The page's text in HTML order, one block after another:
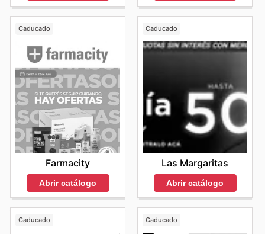
Caducado
Farmacity
Abrir catálogo
Caducado
Las Margaritas
Abrir catálogo
Caducado Caducado